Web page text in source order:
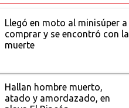
Llegó en moto al minisúper a
comprar y se encontró con la
muerte
Hallan hombre muerto,
atado y amordazado, en